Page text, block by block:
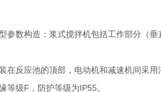
参数构造：浆式搅拌机包括工作部分（
在反应池的顶部，电动机和减速机间采用
等级F，防护等级为IP55。